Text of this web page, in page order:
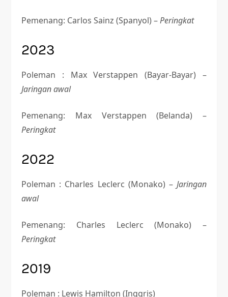
Pemenang: Carlos Sainz (Spanyol) –Peringkat
2023
Poleman : Max Verstappen (Bayar-Bayar) –
Jaringan awal
Pemenang: Max Verstappen (Belanda) –
Peringkat
2022
Poleman : Charles Leclerc (Monako) – Jaringan
awal
Pemenang: Charles Leclerc (Monako) –
Peringkat
2019
Poleman : Lewis Hamilton (Inggris)